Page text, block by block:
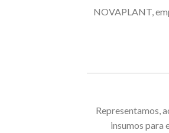
NOVAPLANT,
Representamos,
insumos para